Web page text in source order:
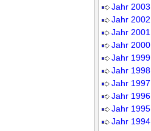
Jahr 2003
Jahr 2002
Jahr 2001
Jahr 2000
Jahr 1999
Jahr 1998
Jahr 1997
Jahr 1996
Jahr 1995
Jahr 1994